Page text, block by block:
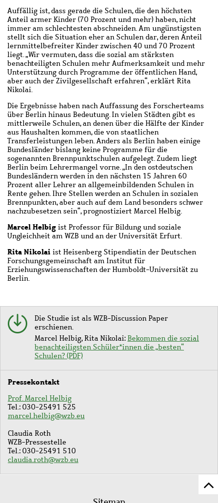
Auffällig ist, dass gerade die Schulen, die den höchsten
Anteil armer Kinder (70 Prozent und mehr) haben, nicht
immer am schlechtesten abschneiden. Am ungünstigsten
stellt sich die Situation eher an Schulen dar, deren Anteil
lernmittelbefreiter Kinder zwischen 40 und 70 Prozent
liegt. „Wir vermuten, dass die sozial am stärksten
benachteiligten Schulen mehr Aufmerksamkeit und mehr
Unterstützung durch Programme der öffentlichen Hand,
aber auch der Zivilgesellschaft erfahren“, erklärt Rita
Nikolai.
Die Ergebnisse haben nach Auffassung des Forscherteams
über Berlin hinaus Bedeutung. In vielen Städten gibt es
mittlerweile Schulen, an denen über die Hälfte der Kinder
aus Haushalten kommen, die von staatlichen
Transferleistungen leben. Anders als Berlin haben einige
Bundesländer bislang keine Programme für die
sogenannten Brennpunktschulen aufgelegt. Zudem liegt
Berlin beim Lehrermangel vorne. „In den ostdeutschen
Bundesländern werden in den nächsten 15 Jahren 60
Prozent aller Lehrer an allgemeinbildenden Schulen in
Rente gehen. Ihre Stellen werden an Schulen in sozialen
Brennpunkten, aber auch auf dem Land besonders schwer
nachzubesetzen sein“, prognostiziert Marcel Helbig.
Marcel Helbig ist Professor für Bildung und soziale
Ungleichheit am WZB und an der Universität Erfurt.
Rita Nikolai ist Heisenberg Stipendiatin der Deutschen
Forschungsgemeinschaft am Institut für
Erziehungswissenschaften der Humboldt-Universität zu
Berlin.
Die Studie ist als WZB-Discussion Paper
erschienen.
Marcel Helbig, Rita Nikolai: Bekommen die sozial
benachteiligsten Schüler*innen die „besten“
Schulen? (PDF)
Pressekontakt
Prof. Marcel Helbig
Tel.: 030-25491 525
marcel.helbig@wzb.eu
Claudia Roth
WZB-Pressestelle
Tel.: 030-25491 510
claudia.roth@wzb.eu
Fußleistenmenü